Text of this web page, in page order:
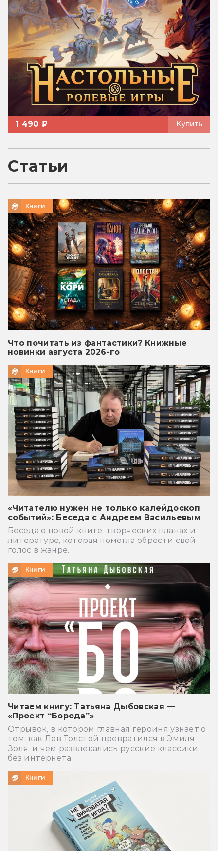
1 490 ₽ Купить
Статьи
Книги
Что почитать из фантастики? Книжные
новинки августа 2026-го
Книги
«Читателю нужен не только калейдоскоп
событий»: Беседа с Андреем Васильевым
Беседа о новой книге, творческих планах и
литературе, которая помогла обрести свой
голос в жанре.
Книги
Читаем книгу: Татьяна Дыбовская —
«Проект “Борода”»
Отрывок, в котором главная героиня узнаёт о
том, как Лев Толстой превратился в Эмиля
Золя, и чем развлекались русские классики
без интернета
Книги